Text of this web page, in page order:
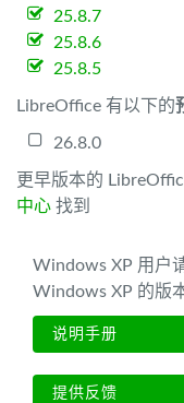
25.8.7
25.8.6
25.8.5
LibreOffice 有以下的
26.8.0
更早版本的
中心 找到
Windows XP 用户
Windows XP 的版
说明手册
提供反馈